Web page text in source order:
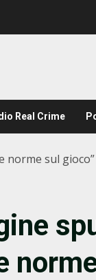
Real Crime
norme sul gioco”